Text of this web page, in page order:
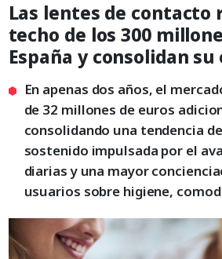
Las lentes de contacto
techo de los 300
España y consolidan
En apenas dos años, el
de 32 millones de euros
consolidando una tendencia
sostenido impulsada por el
diarias y una mayor
usuarios sobre higiene,